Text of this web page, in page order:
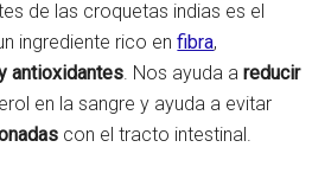
de las croquetas indias es el
ingrediente rico enfibra,
antioxidantes. Nos ayuda a reducir
en la sangre y ayuda a evitar
con el tracto intestinal.